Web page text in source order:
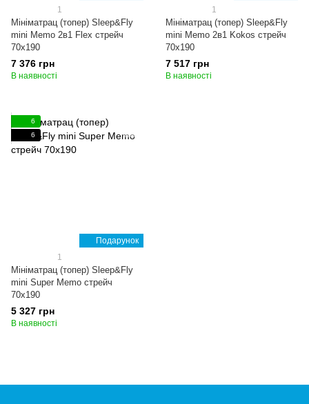
1
Мініматрац (топер) Sleep&Fly
mini Memo 2в1 Flex стрейч
70x190
7 376 грн
В наявності
1
Мініматрац (топер) Sleep&Fly
mini Memo 2в1 Kokos стрейч
70x190
7 517 грн
В наявності
Подарунок
6
6
1
Мініматрац (топер) Sleep&Fly
mini Super Memo стрейч
70x190
5 327 грн
В наявності